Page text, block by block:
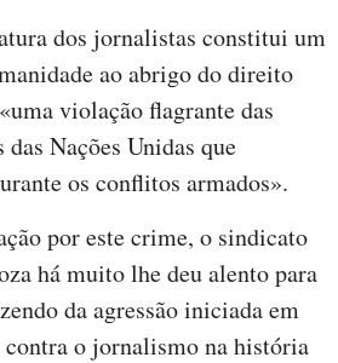
dos jornalistas constitui um
ao abrigo do direito
violação flagrante das
das Nações Unidas que
os conflitos armados».
por este crime, o sindicato
há muito lhe deu alento para
da agressão iniciada em
contra o jornalismo na história